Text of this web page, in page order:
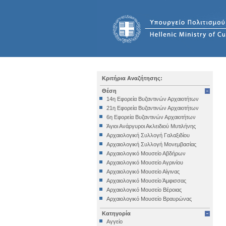
Κριτήρια Αναζήτησης:
Θέση
14η Εφορεία Βυζαντινών Αρχαιοτήτων
21η Εφορεία Βυζαντινών Αρχαιοτήτων
6η Εφορεία Βυζαντινών Αρχαιοτήτων
Άγιοι Ανάργυροι Ακλειδιού Μυτιλήνης
Αρχαιολογική Συλλογή Γαλαξιδίου
Αρχαιολογική Συλλογή Μονεμβασίας
Αρχαιολογικό Μουσείο Αβδήρων
Αρχαιολογικό Μουσείο Αγρινίου
Αρχαιολογικό Μουσείο Αίγινας
Αρχαιολογικό Μουσείο Άμφισσας
Αρχαιολογικό Μουσείο Βέροιας
Αρχαιολογικό Μουσείο Βραυρώνας
Αρχαιολογικό Μουσείο Δελφών
Αρχαιολογικό Μουσείο Ηγουμενίτσας
Κατηγορία
Αγγείο